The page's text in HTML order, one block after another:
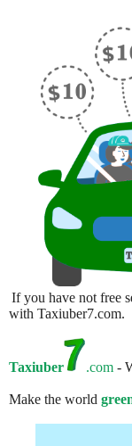
If you have not free
with Taxiuber7.com.
Taxiuber .com -
Make the world